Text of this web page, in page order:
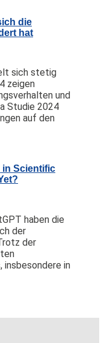
die
hat
sich stetig
zeigen
und
Studie 2024
auf den
in Scientific
haben die
der
der
insbesondere in